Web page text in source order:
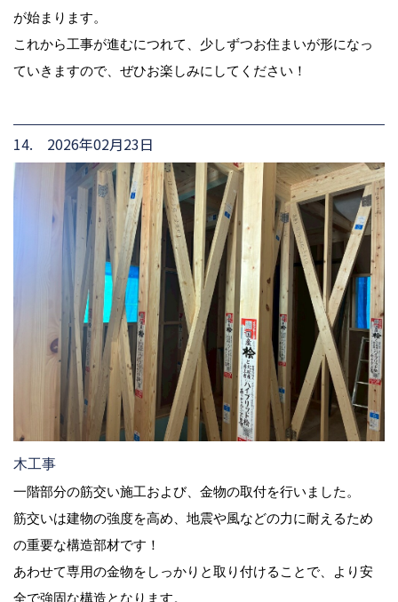
が始まります。
これから工事が進むにつれて、少しずつお住まいが形になっ
ていきますので、ぜひお楽しみにしてください！
14. 2026年02月23日
木工事
一階部分の筋交い施工および、金物の取付を行いました。
筋交いは建物の強度を高め、地震や風などの力に耐えるため
の重要な構造部材です！
あわせて専用の金物をしっかりと取り付けることで、より安
全で強固な構造となります。